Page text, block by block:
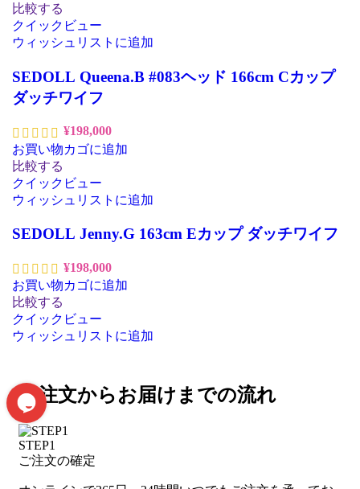
比較する
クイックビュー
ウィッシュリストに追加
SEDOLL Queena.B #083ヘッド 166cm Cカップ
ダッチワイフ
¥198,000
お買い物カゴに追加
比較する
クイックビュー
ウィッシュリストに追加
SEDOLL Jenny.G 163cm Eカップ ダッチワイフ
¥198,000
お買い物カゴに追加
比較する
クイックビュー
ウィッシュリストに追加
ご注文からお届けまでの流れ
STEP1
ご注文の確定